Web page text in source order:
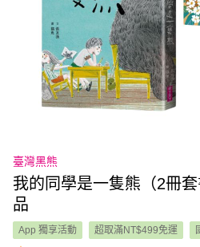
臺灣黑熊
我的同學是一隻熊（2冊
品
App 獨享活動 超取滿NT$499免運